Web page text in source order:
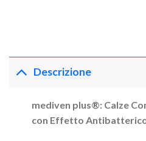
Descrizione
mediven plus®: Calze
con Effetto